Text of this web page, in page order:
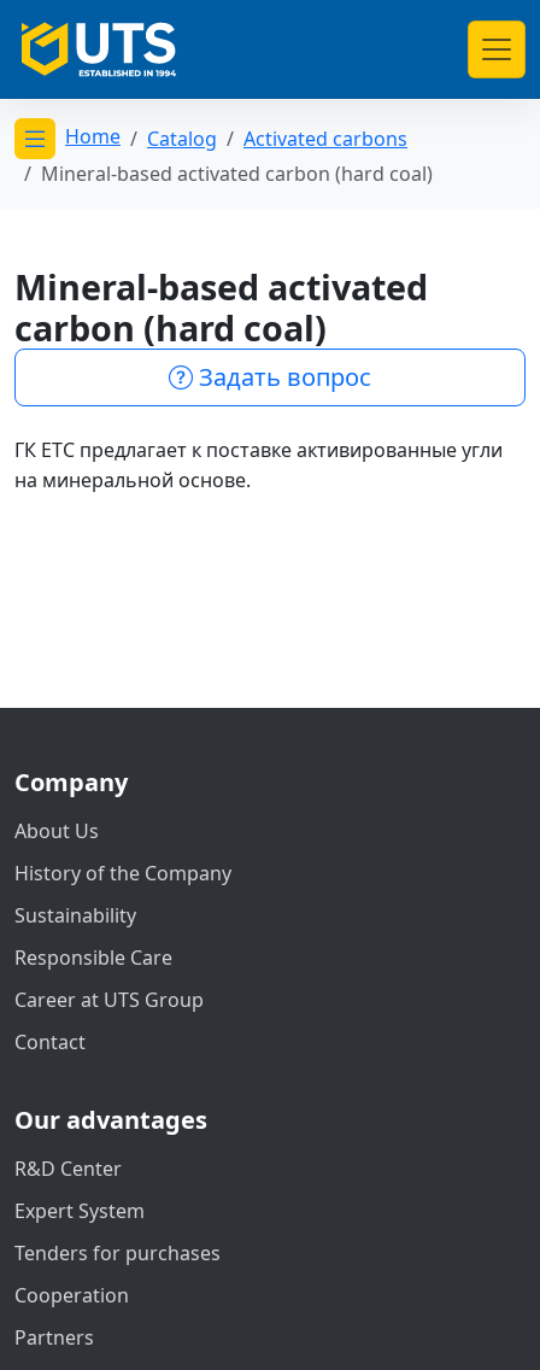
Открыть меню категорий
Home Catalog
Activated carbons
Mineral-based activated carbon (hard coal)
Mineral-based activated
carbon (hard coal)
Задать вопрос
ГК ЕТС предлагает к поставке активированные угли
на минеральной основе.
Company
About Us
History of the Company
Sustainability
Responsible Care
Career at UTS Group
Contact
Our advantages
R&D Center
Expert System
Tenders for purchases
Cooperation
Partners